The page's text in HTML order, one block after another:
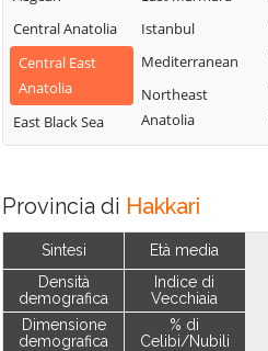
Central Anatolia
Central East
Anatolia
East Black Sea
Istanbul
Mediterranean
Northeast
Anatolia
Provincia di Hakkari
Sintesi
Densità
demografica
Dimensione
demografica
Età media
Indice di
Vecchiaia
% di
Celibi/Nubili